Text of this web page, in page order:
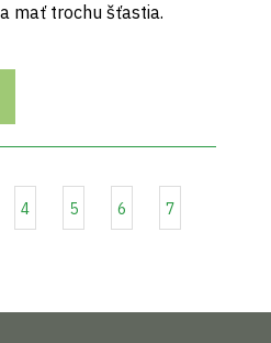
mať trochu šťastia.
4 5 6 7